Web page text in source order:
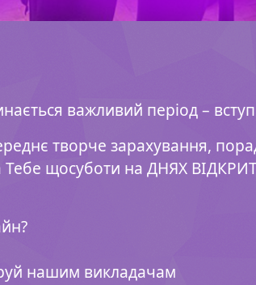
важливий період – вступ
творче зарахування,
Тебе щосуботи на ДНЯХ
нашим викладачам